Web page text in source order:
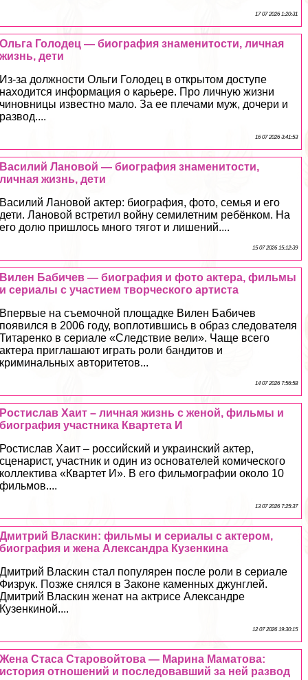
17 07 2026 1:20:31
Ольга Голодец — биография знаменитости, личная
жизнь, дети
Из-за должности Ольги Голодец в открытом доступе
находится информация о карьере. Про личную жизни
чиновницы известно мало. За ее плечами муж, дочери и
развод....
16 07 2026 3:41:53
Василий Лановой — биография знаменитости,
личная жизнь, дети
Василий Лановой актер: биография, фото, семья и его
дети. Лановой встретил войну семилетним ребёнком. На
его долю пришлось много тягот и лишений....
15 07 2026 15:12:39
Вилен Бабичев — биография и фото актера, фильмы
и сериалы с участием творческого артиста
Впервые на съемочной площадке Вилен Бабичев
появился в 2006 году, воплотившись в образ следователя
Титаренко в сериале «Следствие вели». Чаще всего
актера приглашают играть роли бандитов и
криминальных авторитетов...
14 07 2026 7:56:58
Ростислав Хаит – личная жизнь с женой, фильмы и
биография участника Квартета И
Ростислав Хаит – российский и украинский актер,
сценарист, участник и один из основателей комического
коллектива «Квартет И». В его фильмографии около 10
фильмов....
13 07 2026 7:25:37
Дмитрий Власкин: фильмы и сериалы с актером,
биография и жена Александра Кузенкина
Дмитрий Власкин стал популярен после роли в сериале
Физрук. Позже снялся в Законе каменных джунглей.
Дмитрий Власкин женат на актрисе Александре
Кузенкиной....
12 07 2026 19:30:15
Жена Стаса Старовойтова — Марина Маматова:
история отношений и последовавший за ней развод